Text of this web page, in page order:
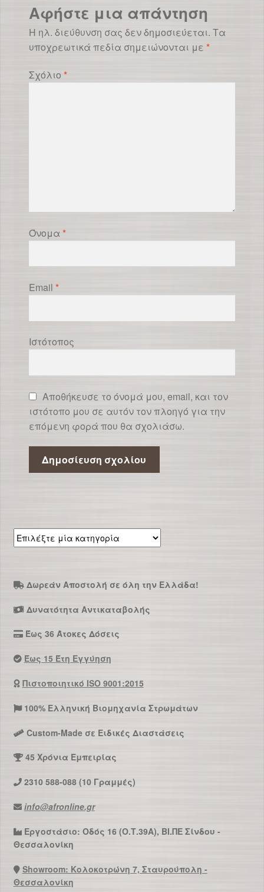
Αφήστε μια απάντηση
Η ηλ. διεύθυνση σας δεν δημοσιεύεται. Τα
υποχρεωτικά πεδία σημειώνονται με *
Σχόλιο *
Όνομα *
Email *
Ιστότοπος
Αποθήκευσε το όνομά μου, email, και τον
ιστότοπο μου σε αυτόν τον πλοηγό για την
επόμενη φορά που θα σχολιάσω.
Επιλέξτε
μία
Δωρεάν Αποστολή σε όλη την Ελλάδα!
Δυνατότητα Αντικαταβολής
Έως 36 Άτοκες Δόσεις
Έως 15 Έτη Εγγύηση
Πιστοποιητικό ISO 9001:2015
100% Ελληνική Βιομηχανία Στρωμάτων
Custom-Made σε Ειδικές Διαστάσεις
45 Χρόνια Εμπειρίας
2310 588-088 (10 Γραμμές)
info@afronline.gr
Εργοστάσιο: Οδός 16 (Ο.Τ.39Α), ΒΙ.ΠΕ Σίνδου -
Θεσσαλονίκη
Showroom: Κολοκοτρώνη 7, Σταυρούπολη -
Θεσσαλονίκη